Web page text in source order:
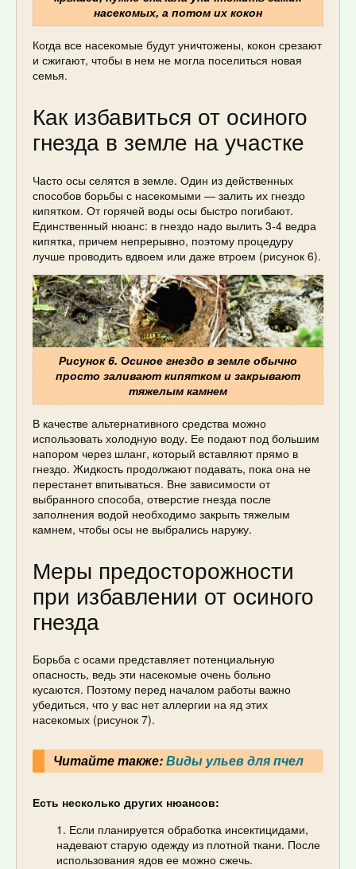
насекомых, а потом их кокон
Когда все насекомые будут уничтожены, кокон срезают
и сжигают, чтобы в нем не могла поселиться новая
семья.
Как избавиться от осиного
гнезда в земле на участке
Часто осы селятся в земле. Один из действенных
способов борьбы с насекомыми — залить их гнездо
кипятком. От горячей воды осы быстро погибают.
Единственный нюанс: в гнездо надо вылить 3-4 ведра
кипятка, причем непрерывно, поэтому процедуру
лучше проводить вдвоем или даже втроем (рисунок 6).
Рисунок 6. Осиное гнездо в земле обычно
просто заливают кипятком и закрывают
тяжелым камнем
В качестве альтернативного средства можно
использовать холодную воду. Ее подают под большим
напором через шланг, который вставляют прямо в
гнездо. Жидкость продолжают подавать, пока она не
перестанет впитываться. Вне зависимости от
выбранного способа, отверстие гнезда после
заполнения водой необходимо закрыть тяжелым
камнем, чтобы осы не выбрались наружу.
Меры предосторожности
при избавлении от осиного
гнезда
Борьба с осами представляет потенциальную
опасность, ведь эти насекомые очень больно
кусаются. Поэтому перед началом работы важно
убедиться, что у вас нет аллергии на яд этих
насекомых (рисунок 7).
Читайте также:Виды ульев для пчел
Есть несколько других нюансов:
Если планируется обработка инсектицидами,
надевают старую одежду из плотной ткани. После
использования ядов ее можно сжечь.